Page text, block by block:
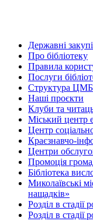
Державні
Про бібліотеку
Правила
Послуги
Структура ЦМБ
Наші проєкти
Клуби та
Міський центр
Центр
Краєзнавчо-
Центри
Промоція
Бібліотека
Миколаївські
нащадків»
Розділ в стадії
Розділ в стадії